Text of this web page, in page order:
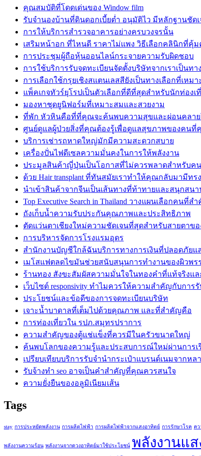
คุณสมบัติที่โดดเด่นของ Window film
รับจำนองบ้านที่ดินดอกเบี้ยต่ำ อนุมัติไว มีหลักฐานชัด
การให้บริการสำรวจอาคารอย่างครบวงจรนั้น
เสริมหน้าอก ที่ไหนดี ราคาไม่แพง วิธีเลือกคลินิกที่คุ้
การประชุมผู้ถือหุ้นออนไลน์กระจายความรับผิดชอบ
การใช้บริการรับจดทะเบียนจัดตั้งบริษัทจากเราเป็นท
การเลือกใช้กรุยเชิงสแตนเลสสียังเป็นทางเลือกที่เหมา
แพ็คเกจทัวร์ยุโรปเป็นตัวเลือกที่ดีที่สุดสำหรับนักท่องเ
มองหาชุดยูนิฟอร์มที่เหมาะสมและสวยงาม
ที่พัก หัวหินคือที่ที่คุณจะค้นพบความสุขและผ่อนคลาย
ศูนย์ดูแลผู้ป่วยสิ่งที่คุณต้องรู้เพื่อดูแลสุขภาพของคนที่
บริการเช่ารถหาดใหญ่มักมีความสะดวกสบาย
เครื่องปั่นไฟดีเซลความมั่นคงในการให้พลังงาน
ประมูลสินค้าญี่ปุ่นเป็นโอกาสที่ไม่ควรพลาดสำหรับค
ด้วย Hair transplant ที่ทันสมัยเราทำให้คุณกลับมามีท
นำเข้าสินค้าจากจีนเป็นเส้นทางที่ท้าทายและสนุกสน
Top Executive Search in Thailand วางแผนเลือกคนที่
ถังเก็บน้ำความรับประกันคุณภาพและประสิทธิภาพ
ตัดแว่นตาเชียงใหม่ความชัดเจนที่สุดสำหรับสายตาข
การบริหารจัดการโรงแรมอุดร
สำนักงานบัญชีใกล้ฉันบริการทางการเงินที่ปลอดภัยแ
เมโสแฟตลดไขมันช่วยสนับสนุนการทำงานของผิวพร
ร้านทอง สังขะสัมผัสความมั่นใจในทองคำที่แท้จริงแ
เว็บไซต์ responsivity ทำไมควรให้ความสำคัญกับกา
ประโยชน์และข้อดีของการจดทะเบียนบริษัท
เจาะน้ำบาดาลที่เต็มไปด้วยคุณภาพ และที่สำคัญคือ
การท่องเที่ยวใน รปภ.สมุทรปราการ
ความสำคัญของตู้แช่แข็งที่ควรมีในครัวขนาดใหญ่
ค้นพบโลกของความรู้และประสบการณ์ใหม่ผ่านการ
เปรียบเทียบบริการรับจำนำกระเป๋าแบรนด์เนมจากหล
รับจ้างทำ seo อาจเป็นคำสำคัญที่คุณควรสนใจ
ความยั่งยืนของอลูมิเนียมเส้น
Tags
stay การประหยัดพลังงาน การผลิตไฟฟ้า การผลิตไฟฟ้าจากแสงอาทิตย์ การรักษาโรค คว
พลังงานความร้อน พลังงานจากดวงอาทิตย์มาใช้ประโยชน์ พลังงานแ